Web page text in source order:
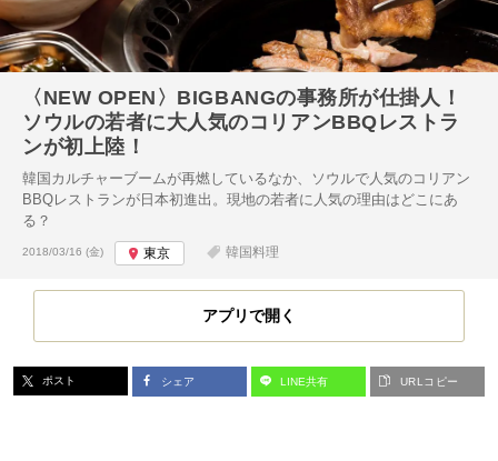
〈NEW OPEN〉BIGBANGの事務所が仕掛人！
ソウルの若者に大人気のコリアンBBQレストラ
ンが初上陸！
韓国カルチャーブームが再燃しているなか、ソウルで人気のコリアン
BBQレストランが日本初進出。現地の若者に人気の理由はどこにあ
る？
投稿日:
2018/03/16 (金) 東京 韓国料理
アプリで開く
ポスト シェア LINE共有 URLコピー